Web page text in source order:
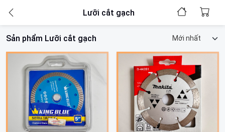
Lưỡi cắt gạch
Sản phẩm Lưỡi cắt gạch